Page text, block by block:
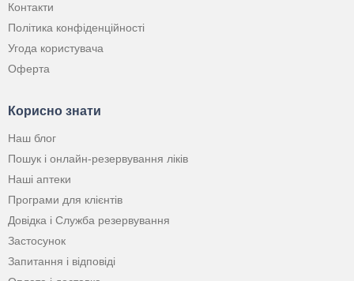
Контакти
Політика конфіденційності
Угода користувача
Оферта
Корисно знати
Наш блог
Пошук і онлайн-резервування ліків
Наші аптеки
Програми для клієнтів
Довідка і Служба резервування
Застосунок
Запитання і відповіді